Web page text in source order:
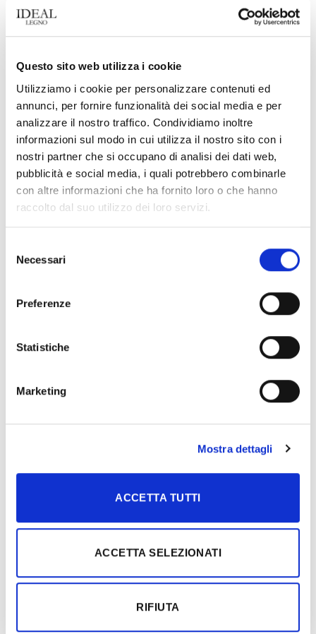
Questo sito web utilizza i cookie
Utilizziamo i cookie per personalizzare contenuti ed
annunci, per fornire funzionalità dei social media e per
analizzare il nostro traffico. Condividiamo inoltre
informazioni sul modo in cui utilizza il nostro sito con i
nostri partner che si occupano di analisi dei dati web,
pubblicità e social media, i quali potrebbero combinarle
con altre informazioni che ha fornito loro o che hanno
raccolto dal suo utilizzo dei loro servizi.
delNecessari
Preferenze
Statistiche
Marketing
Mostra dettagli
ACCETTA TUTTI
ACCETTA SELEZIONATI
RIFIUTA
Pattern Montmartre: the balance between geometry and
material warmth
interprets parquet as a true design element, [...]
Mar
Beyond the standard: Liquirizia interpreted through a custom
project set within an extraordinary [...]